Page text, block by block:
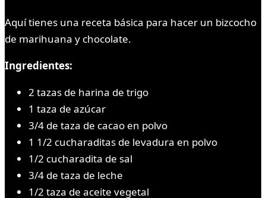
Aquí tienes una receta básica para hacer un bizcocho
de marihuana y chocolate.
Ingredientes:
2 tazas de harina de trigo
1 taza de azúcar
3/4 de taza de cacao en polvo
1 1/2 cucharaditas de levadura en polvo
1/2 cucharadita de sal
3/4 de taza de leche
1/2 taza de aceite vegetal